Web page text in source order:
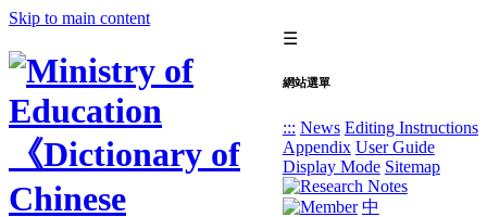
Skip to main content
☰
網站選單
::: News Editing Instructions
Appendix User Guide
Display Mode Sitemap
中